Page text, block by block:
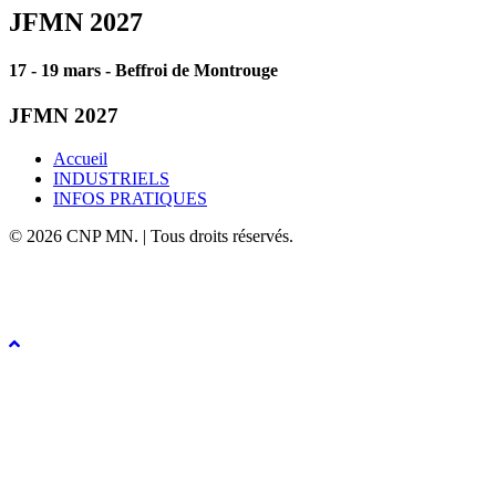
JFMN 2027
17 - 19 mars - Beffroi de Montrouge
JFMN 2027
Accueil
INDUSTRIELS
INFOS PRATIQUES
© 2026 CNP MN. | Tous droits réservés.